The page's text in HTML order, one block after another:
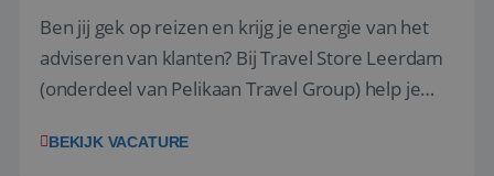
Ben jij gek op reizen en krijg je energie van het
adviseren van klanten? Bij Travel Store Leerdam
(onderdeel van Pelikaan Travel Group) help je
vinden. Samen maken we van elke reis een
BEKIJK VACATURE